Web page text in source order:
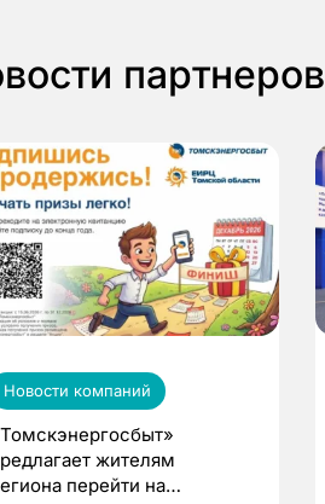
партнеров
Новости компаний
жителям
перейти на